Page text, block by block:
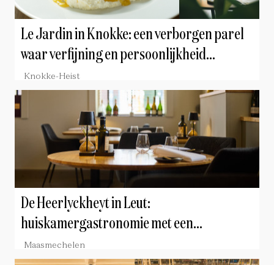
Le Jardin in Knokke: een verborgen parel
waar verfijning en persoonlijkheid
samenkomen
Knokke-Heist
De Heerlyckheyt in Leut:
huiskamergastronomie met een
persoonlijk signatuur
Maasmechelen